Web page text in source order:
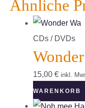
Ähnliche
CDs / DVDs
15,00 € inkl.
WARENKORB